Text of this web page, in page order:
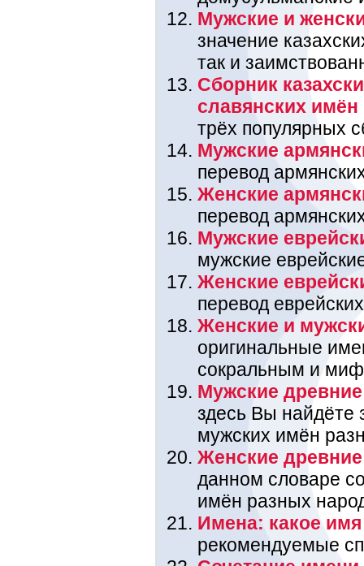
Мужские и
значение
так и
Сборник
славянских имён
трёх популярных
Мужские
перевод
Женские
перевод
Мужские
мужские
Женские
перевод
Женские и
оригинальные
сокральным и
Мужские
здесь Вы найдёте
мужских имён
Женские
данном словаре
имён разных
Имена: какое имя
рекомендуемые